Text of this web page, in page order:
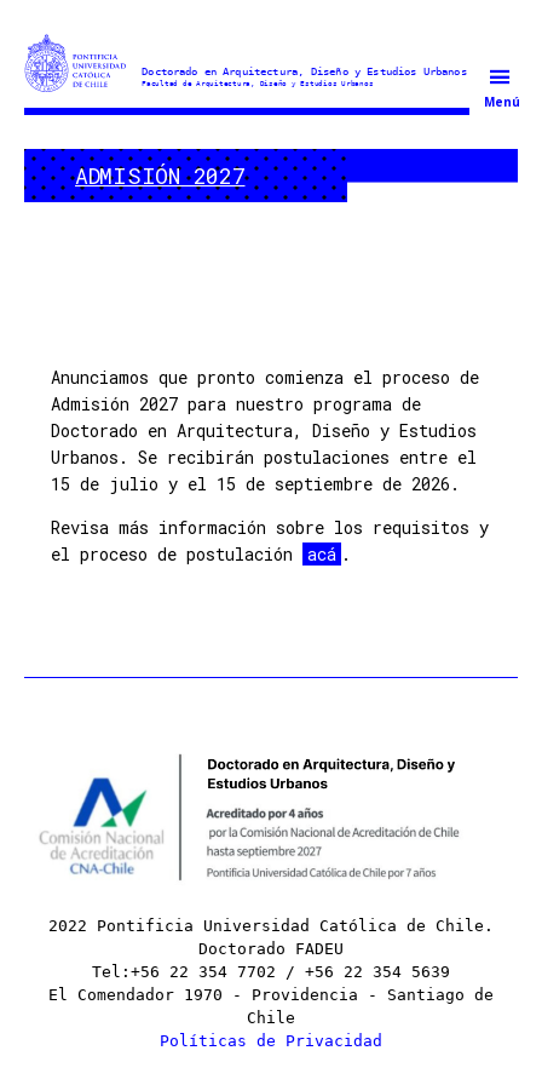
Doctorado
Arquitectura
y
Estudios
Menú
ADMISIÓN 2027
Anunciamos que pronto comienza el proceso de
Admisión 2027 para nuestro programa de
Doctorado en Arquitectura, Diseño y Estudios
Urbanos. Se recibirán postulaciones entre el
15 de julio y el 15 de septiembre de 2026.
Revisa más información sobre los requisitos y
el proceso de postulación
acá .
2022 Pontificia Universidad Católica de Chile.
Doctorado FADEU
Tel:+56 22 354 7702 / +56 22 354 5639
El Comendador 1970 - Providencia - Santiago de
Chile
Políticas de Privacidad